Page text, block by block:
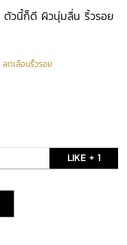
ตัวนี้ก็ดี ผิวนุ่มลื่น ริ้วรอย
ลดเลือนริ้วรอย
LIKE + 1